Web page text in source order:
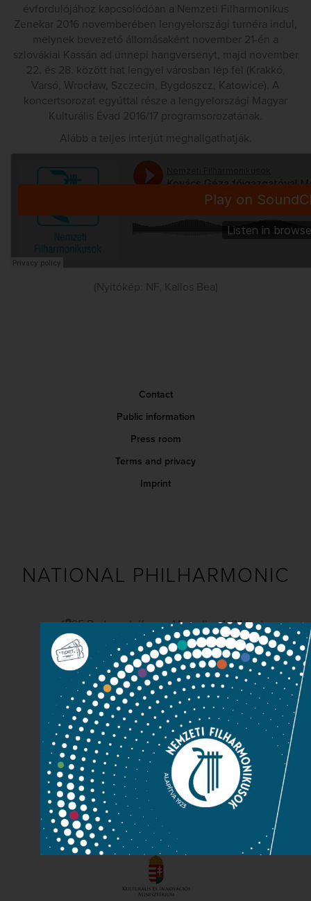
évfordulójához kapcsolódóan a Nemzeti Filharmonikus
Zenekar 2016 novemberében lengyelországi turnéra indul,
melynek bevezető állomásaként november 21-én a
szlovákiai Kassán ad ünnepi hangversenyt, majd november
22. és 28. között hat lengyel városban lép fel (Krakkó,
Varsó, Wrocław, Szczecin, Bygdoszcz, Katowice). A
koncertsorozat egyúttal része a lengyelországi Magyar
Kulturális Évad 2016/17 programsorozatának.
Alább a teljes interjút meghallgathatják.
(Nyitókép: NF, Kallos Bea)
Contact
Public information
Press room
Terms and privacy
Imprint
NATIONAL PHILHARMONIC
1095 Budapest, Komor Marcell u. 1. (Müpa)
411-6600
411-6699
info@filharmonikusok.hu
Maintainer: